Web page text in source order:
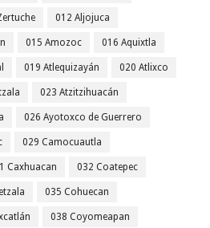
012 Aljojuca
015 Amozoc 016 Aquixtla
019 Atlequizayán 020 Atlixco
023 Atzitzihuacán
026 Ayotoxco de Guerrero
029 Camocuautla
Caxhuacan 032 Coatepec
035 Cohuecan
038 Coyomeapan